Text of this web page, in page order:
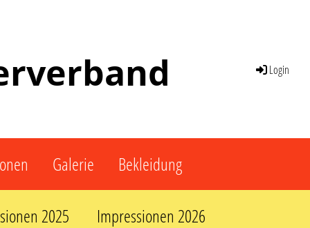
Login
Galerie Bekleidung
2025 Impressionen 2026